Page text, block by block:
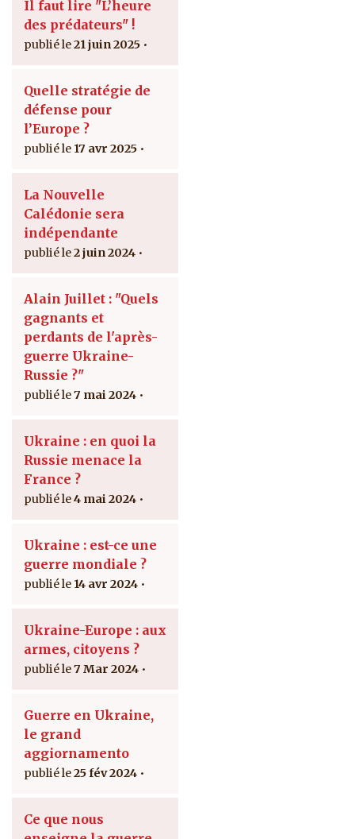
Il faut lire "L’heure
des prédateurs" !
21 juin 2025
Quelle stratégie de
défense pour
l’Europe ?
17 avr 2025
La Nouvelle
Calédonie sera
indépendante
2 juin 2024
Alain Juillet : "Quels
gagnants et
perdants de l'après-
guerre Ukraine-
Russie ?"
7 mai 2024
Ukraine : en quoi la
Russie menace la
France ?
4 mai 2024
Ukraine : est-ce une
guerre mondiale ?
14 avr 2024
Ukraine-Europe : aux
armes, citoyens ?
7 Mar 2024
Guerre en Ukraine,
le grand
aggiornamento
25 fév 2024
Ce que nous